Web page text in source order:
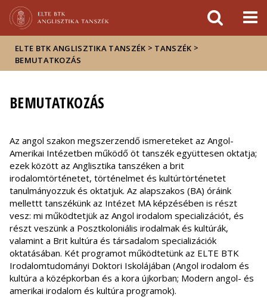
sajtóban
ELTE BTK ANGLISZTIKA TANSZÉK > TANSZÉK >
BEMUTATKOZÁS
BEMUTATKOZÁS
Az angol szakon megszerzendő ismereteket az Angol-
Amerikai Intézetben működő öt tanszék együttesen oktatja;
ezek között az Anglisztika tanszéken a brit
irodalomtörténetet, történelmet és kultúrtörténetet
tanulmányozzuk és oktatjuk. Az alapszakos (BA) óráink
mellettt tanszékünk az Intézet MA képzésében is részt
vesz: mi működtetjük az Angol irodalom specializációt, és
részt veszünk a Posztkoloniális irodalmak és kultúrák,
valamint a Brit kultúra és társadalom specializációk
oktatásában. Két programot működtetünk az ELTE BTK
Irodalomtudományi Doktori Iskolájában (Angol irodalom és
kultúra a középkorban és a kora újkorban; Modern angol- és
amerikai irodalom és kultúra programok).